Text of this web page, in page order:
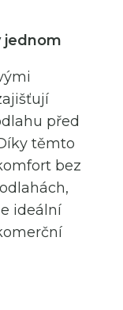
jednom
před
těmto
bez
ideální